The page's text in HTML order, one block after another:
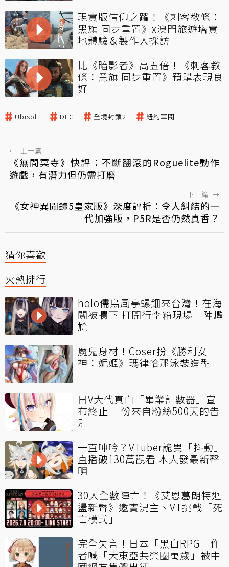
現實版信仰之躍！《刺客教條：
黑旗 同步重置》x澳門旅遊塔實
地體驗＆製作人採訪
比《暗影者》高五倍！《刺客教
條：黑旗 同步重置》預購表現良
好
Ubisoft DLC 全境封鎖2 紐約軍閥
← 上一篇
《無間冥寺》快評：不斷翻滾的Roguelite動作
遊戲，有潛力但仍需打磨
下一篇 →
《女神異聞錄5皇家版》深度評析：令人糾結的一
代加強版，P5R是否仍然真香？
猜你喜歡
火熱排行
holo儒烏風亭螺鈿來台灣！在海
關被攔下 打開行李箱現場一陣尷
尬
魔鬼身材！Coser扮《勝利女
神：妮姬》瑪律恰那泳裝造型
日V大代真白「畢業計數器」宣
布終止 一份來自粉絲500天的告
別
一直呻吟？VTuber詭異「抖動」
直播破130萬觀看 本人發最新聲
明
30人全數陣亡！《艾恩葛朗特迴
盪新聲》邀實況主、VT挑戰「死
亡模式」
完全失言！日本「黑白RPG」作
者喊「大東亞共榮圈萬歲」被中